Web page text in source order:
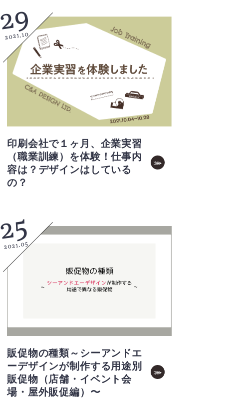
29
2021.10
印刷会社で１ヶ月、企業実習
（職業訓練）を体験！仕事内
容は？デザインはしている
の？
25
2021.05
販促物の種類～シーアンドエ
ーデザインが制作する用途別
販促物（店舗・イベント会
場・屋外販促編）〜